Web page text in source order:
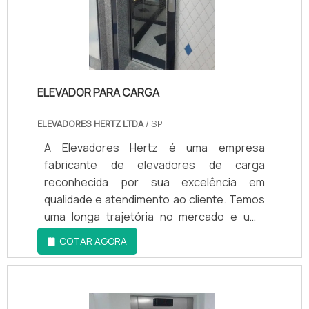
qualificada, padrões alcançados por conter
escritório de alta qualidade onde são
realizadas as atividades e sala de
treinamento com materiais sofisticados.
Tudo isso, unido a um time de equipe
e colaboradores eficientes, garante uma
ELEVADOR PARA CARGA
ELEVADORES HERTZ LTDA/ SP
A Elevadores Hertz é uma empresa
fabricante de elevadores de carga
reconhecida por sua excelência em
qualidade e atendimento ao cliente. Temos
uma longa trajetória no mercado e uma
carteira de clientes satisfeitos em todo o
país. Nossos elevadores de carga são
fabricados com os melhores materiais e
eficiência em sua operação.
COTAR AGORA